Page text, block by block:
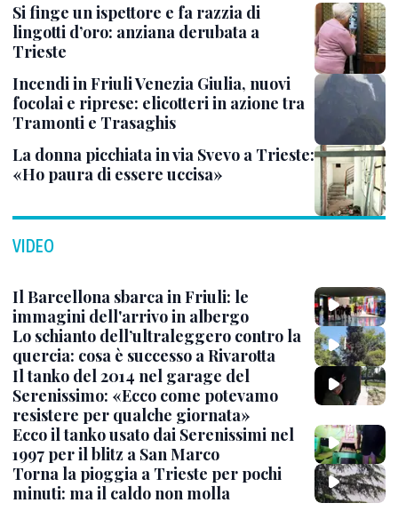
Si finge un ispettore e fa razzia di
lingotti d’oro: anziana derubata a
Trieste
Incendi in Friuli Venezia Giulia, nuovi
focolai e riprese: elicotteri in azione tra
Tramonti e Trasaghis
La donna picchiata in via Svevo a Trieste:
«Ho paura di essere uccisa»
VIDEO
Il Barcellona sbarca in Friuli: le
immagini dell'arrivo in albergo
Lo schianto dell’ultraleggero contro la
quercia: cosa è successo a Rivarotta
Il tanko del 2014 nel garage del
Serenissimo: «Ecco come potevamo
resistere per qualche giornata»
Ecco il tanko usato dai Serenissimi nel
1997 per il blitz a San Marco
Torna la pioggia a Trieste per pochi
minuti: ma il caldo non molla